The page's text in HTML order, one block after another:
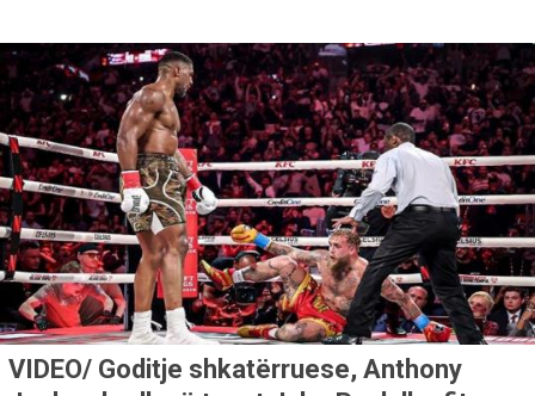
VIDEO/ Goditje shkatërruese, Anthony